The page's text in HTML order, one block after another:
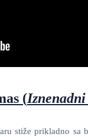
(
stiže prikladno sa